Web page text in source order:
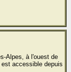
Alpes, à l'ouest de
accessible depuis